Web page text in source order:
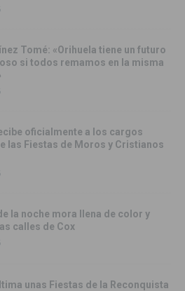
Tomé: «Orihuela tiene un futuro
si todos remamos en la misma
oficialmente a los cargos
las Fiestas de Moros y Cristianos
la noche mora llena de color y
calles de Cox
unas Fiestas de la Reconquista